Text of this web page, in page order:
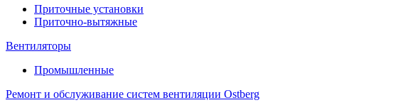
Приточные установки
Приточно-вытяжные
Вентиляторы
Промышленные
Ремонт и обслуживание систем вентиляции Ostberg